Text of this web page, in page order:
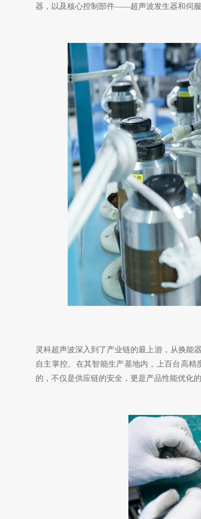
器，以及核心控制部件——超声波发生器和伺
灵科超声波深入到了产业链的最上游，从换能
自主掌控。在其智能生产基地内，上百台高
的，不仅是供应链的安全，更是产品性能优化的